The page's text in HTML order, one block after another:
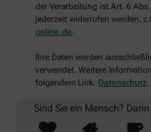
der Verarbeitung ist Art. 6
jederzeit widerrufen werden,
online.de.
Ihre Daten werden
verwendet. Weitere
folgendem Link: Datenschutz.
Sind Sie ein Mensch?